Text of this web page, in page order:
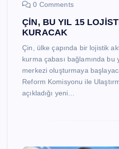
0 Comments
ÇİN, BU YIL 15
KURACAK
Çin, ülke çapında bir lojistik
kurma çabası bağlamında bu
merkezi oluşturmaya
Reform Komisyonu ile
açıkladığı yeni…